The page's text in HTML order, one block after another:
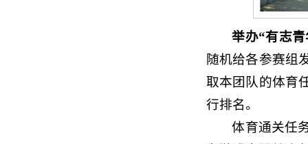
举办“有志
随机给各参赛组
取本团队的体育
行排名。
体育通关任